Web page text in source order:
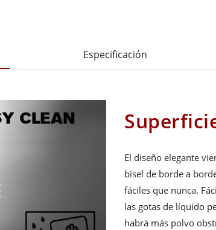
Especificación
El diseño elegante
bisel de borde a
fáciles que nunca.
las gotas de líquido
habrá más polvo